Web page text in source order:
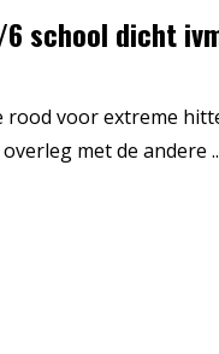
school dicht
rood voor extreme
met de andere